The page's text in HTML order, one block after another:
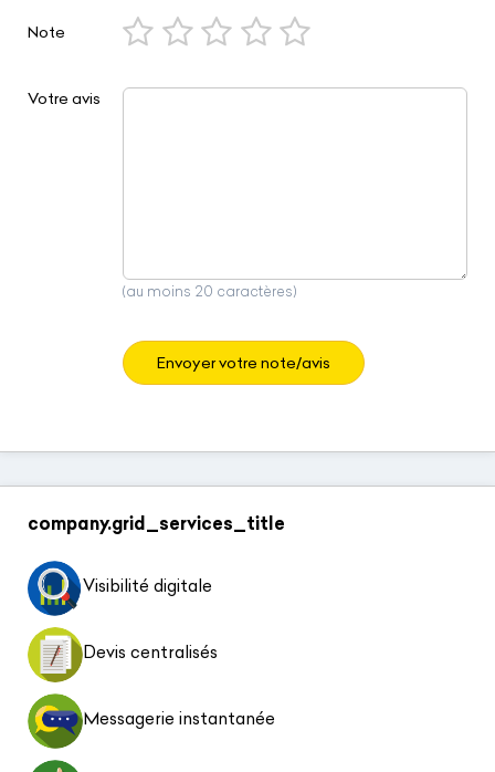
Note
Votre avis
(au moins 20 caractères)
Envoyer votre note/avis
company.grid_services_title
Visibilité digitale
Devis centralisés
Messagerie instantanée